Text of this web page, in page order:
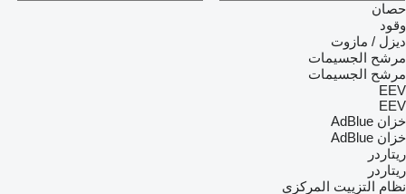
حصان
وقود
ديزل / مازوت
مرشح الجسيمات
مرشح الجسيمات
EEV
EEV
خزان AdBlue
خزان AdBlue
ريتاردر
ريتاردر
نظام التزييت المركزي